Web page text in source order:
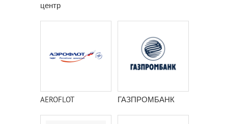
центр
AEROFLOT ГАЗПРОМБАНК